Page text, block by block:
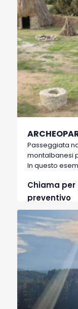
Passeggiata
montalbanesi
In questo
scorgere
greca del III
Chiama per
preventivo